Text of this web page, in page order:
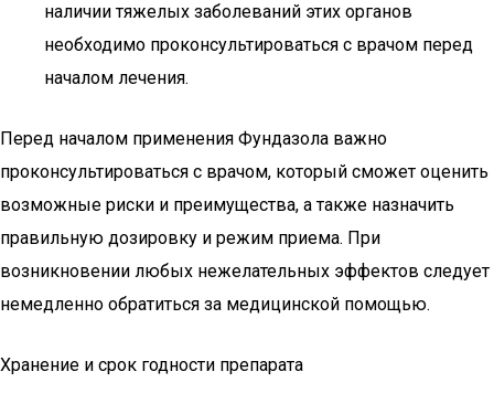
наличии тяжелых заболеваний этих органов
необходимо проконсультироваться с врачом перед
началом лечения.
Перед началом применения Фундазола важно
проконсультироваться с врачом, который сможет оценить
возможные риски и преимущества, а также назначить
правильную дозировку и режим приема. При
возникновении любых нежелательных эффектов следует
немедленно обратиться за медицинской помощью.
Хранение и срок годности препарата